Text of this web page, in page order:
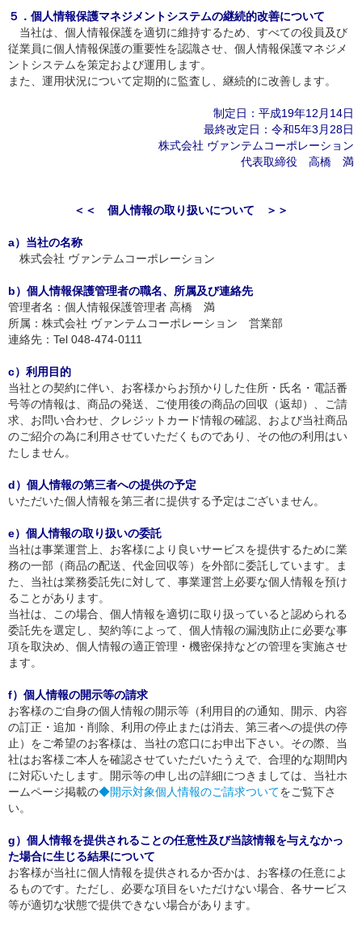
５．個人情報保護マネジメントシステムの継続的改善について
当社は、個人情報保護を適切に維持するため、すべての役員及び
従業員に個人情報保護の重要性を認識させ、個人情報保護マネジメ
ントシステムを策定および運用します。
また、運用状況について定期的に監査し、継続的に改善します。
制定日：平成19年12月14日
最終改定日：令和5年3月28日
株式会社 ヴァンテムコーポレーション
代表取締役 高橋 満
＜＜ 個人情報の取り扱いについて ＞＞
a）当社の名称
株式会社 ヴァンテムコーポレーション
b）個人情報保護管理者の職名、所属及び連絡先
管理者名：個人情報保護管理者 高橋 満
所属：株式会社 ヴァンテムコーポレーション 営業部
連絡先：Tel 048-474-0111
c）利用目的
当社との契約に伴い、お客様からお預かりした住所・氏名・電話番
号等の情報は、商品の発送、ご使用後の商品の回収（返却）、ご請
求、お問い合わせ、クレジットカード情報の確認、および当社商品
のご紹介の為に利用させていただくものであり、その他の利用はい
たしません。
d）個人情報の第三者への提供の予定
いただいた個人情報を第三者に提供する予定はございません。
e）個人情報の取り扱いの委託
当社は事業運営上、お客様により良いサービスを提供するために業
務の一部（商品の配送、代金回収等）を外部に委託しています。ま
た、当社は業務委託先に対して、事業運営上必要な個人情報を預け
ることがあります。
当社は、この場合、個人情報を適切に取り扱っていると認められる
委託先を選定し、契約等によって、個人情報の漏洩防止に必要な事
項を取決め、個人情報の適正管理・機密保持などの管理を実施させ
ます。
f）個人情報の開示等の請求
お客様のご自身の個人情報の開示等（利用目的の通知、開示、内容
の訂正・追加・削除、利用の停止または消去、第三者への提供の停
止）をご希望のお客様は、当社の窓口にお申出下さい。その際、当
社はお客様ご本人を確認させていただいたうえで、合理的な期間内
に対応いたします。開示等の申し出の詳細につきましては、当社ホ
ームページ掲載の◆開示対象個人情報のご請求ついてをご覧下さ
い。
g）個人情報を提供されることの任意性及び当該情報を与えなかっ
た場合に生じる結果について
お客様が当社に個人情報を提供されるか否かは、お客様の任意によ
るものです。ただし、必要な項目をいただけない場合、各サービス
等が適切な状態で提供できない場合があります。